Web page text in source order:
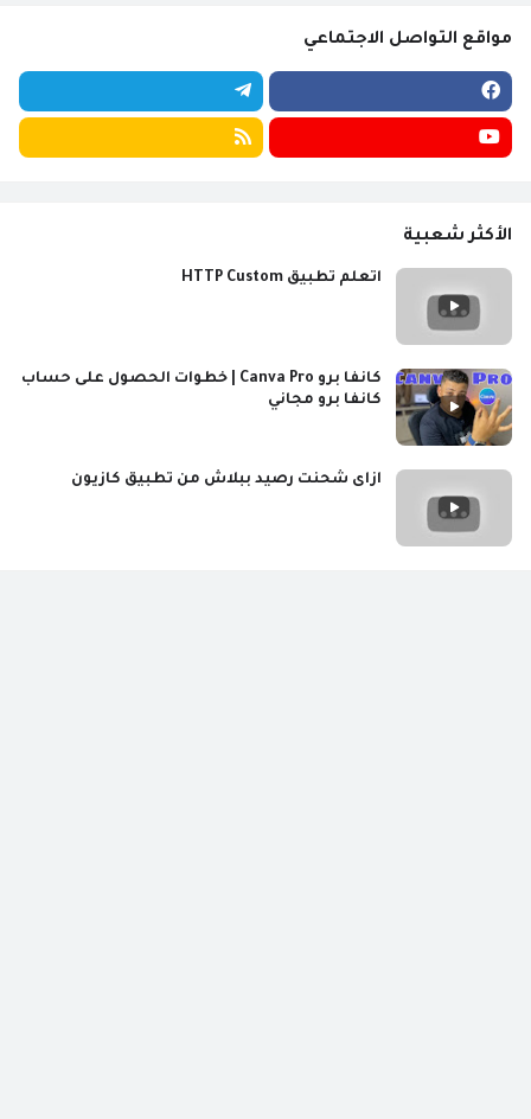
مواقع التواصل الاجتماعي
الأكثر شعبية
اتعلم تطبيق HTTP Custom
كانفا برو Canva Pro | خطوات الحصول على حساب
كانفا برو مجاني
ازاى شحنت رصيد ببلاش من تطبيق كازيون